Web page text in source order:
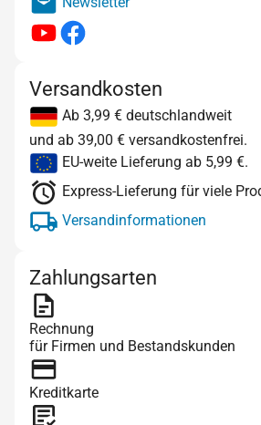
Versandkosten
Ab 3,99 € deutschlandweit
und ab 39,00 € versandkostenfrei.
EU-weite Lieferung ab 5,99 €.
Express-Lieferung für viele
Versandinformationen
Zahlungsarten
Rechnung
für Firmen und Bestandskunden
Kreditkarte